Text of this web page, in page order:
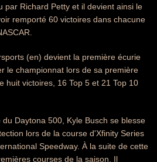
par Richard Petty et il devient ainsi le
remporté 60 victoires dans chacune
(en) devient la première écurie
le championnat lors de sa première
huit victoires, 16 Top 5 et 21 Top 10
Daytona 500, Kyle Busch se blesse
lors de la course d'Xfinity Series
Speedway. À la suite de cette
courses de la saison. Il